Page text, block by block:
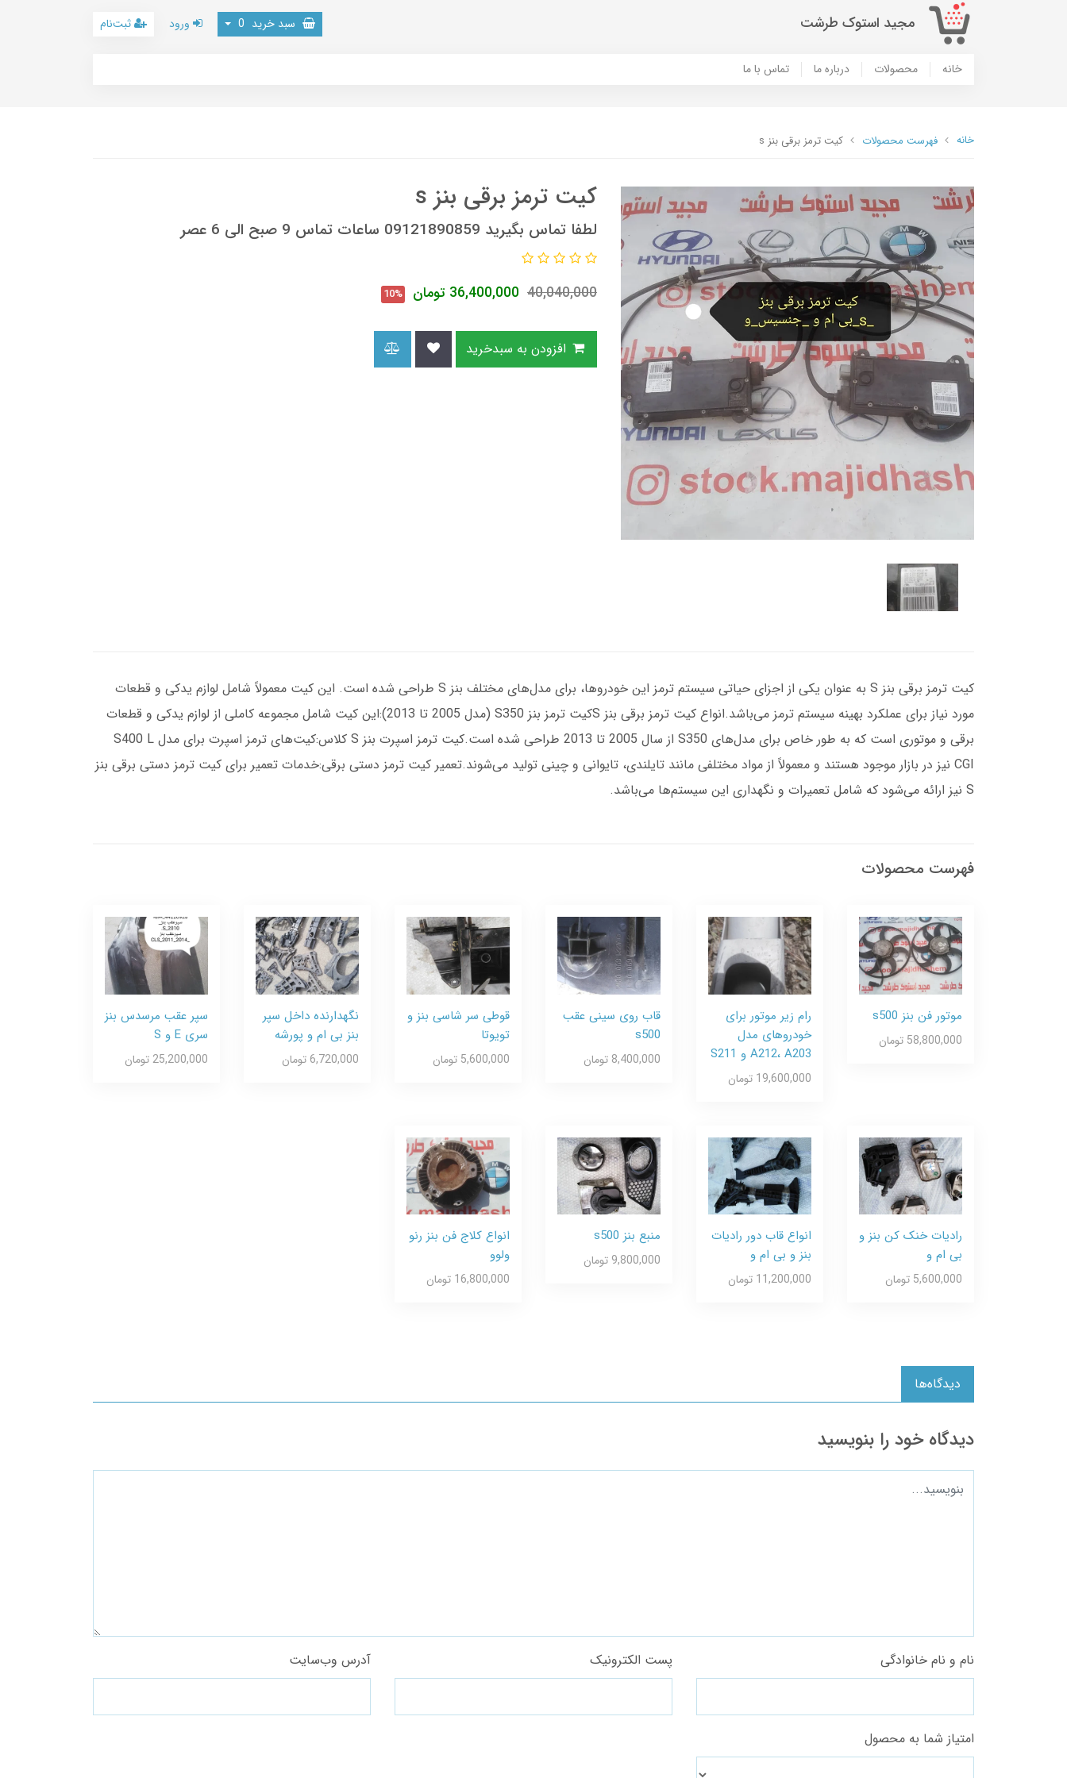
مجید استوک طرشت سبد خرید 0 ورود ثبت‌نام
خانه محصولات درباره ما تماس با ما
خانه فهرست محصولات کیت ترمز برقی بنز s
کیت ترمز برقی بنز s
لطفا تماس بگیرید 09121890859 ساعات تماس 9 صبح الی 6 عصر
40,040,000
36,400,000 تومان 10%
کیت ترمز برقی بنز S به عنوان یکی از اجزای حیاتی سیستم ترمز این خودروها، برای مدل‌های مختلف بنز S طراحی شده است. این کیت معمولاً شامل لوازم یدکی و قطعات
مورد نیاز برای عملکرد بهینه سیستم ترمز می‌باشد.انواع کیت ترمز برقی بنز Sکیت ترمز بنز S350 (مدل 2005 تا 2013):این کیت شامل مجموعه کاملی از لوازم یدکی و قطعات
برقی و موتوری است که به طور خاص برای مدل‌های S350 از سال 2005 تا 2013 طراحی شده است.کیت ترمز اسپرت بنز S کلاس:کیت‌های ترمز اسپرت برای مدل S400 L
CGI نیز در بازار موجود هستند و معمولاً از مواد مختلفی مانند تایلندی، تایوانی و چینی تولید می‌شوند.تعمیر کیت ترمز دستی برقی:خدمات تعمیر برای کیت ترمز دستی برقی بنز
S نیز ارائه می‌شود که شامل تعمیرات و نگهداری این سیستم‌ها می‌باشد.
فهرست محصولات
موتور فن بنز s500
58,800,000 تومان
رام زیر موتور برای
خودروهای مدل
A212، A203 و S211
19,600,000 تومان
قاب روی سینی عقب
s500
8,400,000 تومان
قوطی سر شاسی بنز و
تویوتا
5,600,000 تومان
نگهدارنده داخل سپر
بنز بی ام و پورشه
6,720,000 تومان
سپر عقب مرسدس بنز
سری E و S
25,200,000 تومان
رادیات خنک کن بنز و
بی ام و
5,600,000 تومان
انواع قاب دور رادیات
بنز و بی ام و
11,200,000 تومان
منبع بنز s500
9,800,000 تومان
انواع کلاج فن بنز رنو
ولوو
16,800,000 تومان
دیدگاه‌ها
دیدگاه خود را بنویسید
نام و نام خانوادگی پست الکترونیک آدرس وب‌سایت
امتیاز شما به محصول